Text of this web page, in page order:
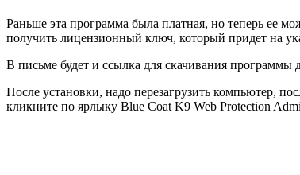
Раньше эта программа была платная, но теперь ее
получить лицензионный ключ, который придет на
В письме будет и ссылка для скачивания
После установки, надо перезагрузить компьютер,
кликните по ярлыку Blue Coat K9 Web Protection